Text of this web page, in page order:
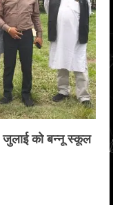
जुलाई को बन्नू स्कूल